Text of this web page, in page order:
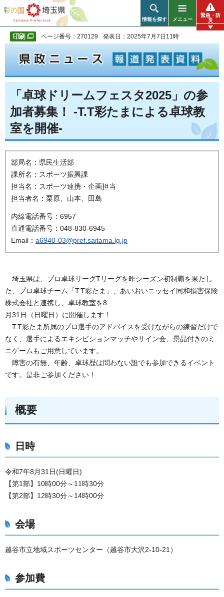
彩の国 埼玉県
情報を探す メニュー
緊急・防
災
ページ番号：270129 発表日：2025年7月7日11時
「卓球ドリームフェスタ2025」の参
加者募集！ -T.T彩たまによる卓球教
室を開催-
部局名：県民生活部
課所名：スポーツ振興課
担当名：スポーツ連携・企画担当
担当者名：栗原、山本、田島
内線電話番号：6957
直通電話番号：048-830-6945
Email： a6940-03@pref.saitama.lg.jp
埼玉県は、プロ卓球リーグTリーグを昨シーズン初制覇を果たし
た、プロ卓球チーム「T.T彩たま」、あいおいニッセイ同和損害保険
株式会社と連携し、卓球教室を8
月31日（日曜日）に開催します！
T.T彩たま所属のプロ選手のアドバイスを受けながらの練習だけで
なく、選手によるエキシビションマッチやサイン会、景品付きのミ
ニゲームもご用意しています。
障害の有無、年齢、卓球歴は問わない誰でも参加できるイベント
です。是非ご参加ください！
概要
日時
令和7年8月31日(日曜日)
【第1部】10時00分～11時30分
【第2部】12時30分～14時00分
会場
越谷市立地域スポーツセンター（越谷市大沢2-10-21）
参加費